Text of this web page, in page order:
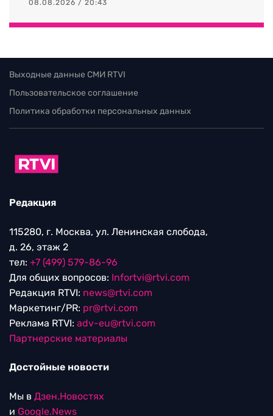
08.08.2026 / 20:43
Выходные данные СМИ RTVI
Пользовательское соглашение
Политика обработки персональных данных
Редакция
115280, г. Москва, ул. Ленинская слобода,
д. 26, этаж 2
тел: +7 (499) 579-86-96
Для общих вопросов: Infortvi@rtvi.com
Редакция RTVI: news@rtvi.com
Маркетинг/PR: pr@rtvi.com
Реклама RTVI: adv-eu@rtvi.com
Партнерские материалы
Достойные новости
Мы в Дзен.Новостях
и Google.News